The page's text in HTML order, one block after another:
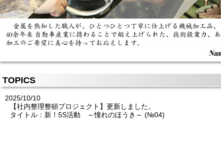
TOPICS
2025/10/10
【社内整理整頓プロジェクト】更新しました。
タイトル：新！5S活動 ～憧れのほうき～ (№04)